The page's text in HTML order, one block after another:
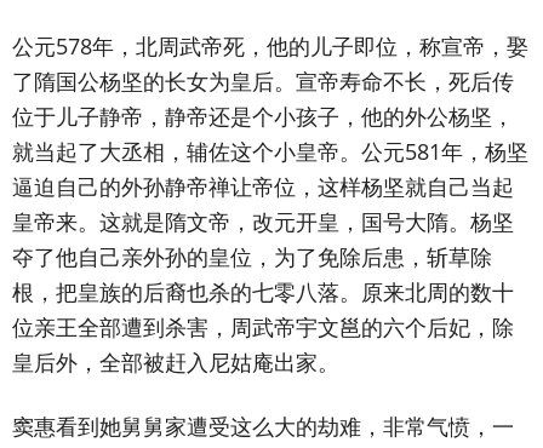
公元578年，北周武帝死，他的儿子即位，称宣帝，娶
了隋国公杨坚的长女为皇后。宣帝寿命不长，死后传
位于儿子静帝，静帝还是个小孩子，他的外公杨坚，
就当起了大丞相，辅佐这个小皇帝。公元581年，杨坚
逼迫自己的外孙静帝禅让帝位，这样杨坚就自己当起
皇帝来。这就是隋文帝，改元开皇，国号大隋。杨坚
夺了他自己亲外孙的皇位，为了免除后患，斩草除
根，把皇族的后裔也杀的七零八落。原来北周的数十
位亲王全部遭到杀害，周武帝宇文邕的六个后妃，除
皇后外，全部被赶入尼姑庵出家。
窦惠看到她舅舅家遭受这么大的劫难，非常气愤，一